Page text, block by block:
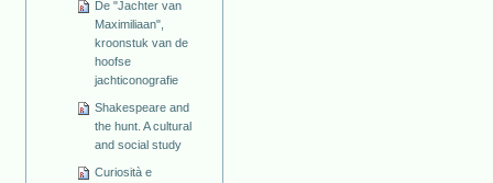
De "Jachter van
Maximiliaan",
kroonstuk van de
hoofse
jachticonografie
Shakespeare and
the hunt. A cultural
and social study
Curiosità e